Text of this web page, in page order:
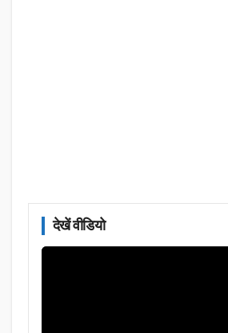
देखें वीडियो